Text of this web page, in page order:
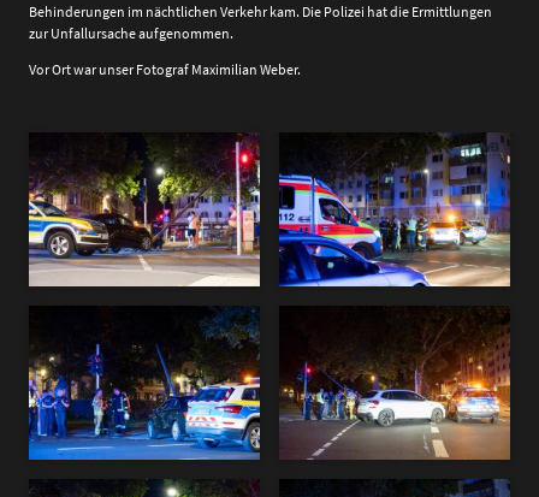
Behinderungen im nächtlichen Verkehr kam. Die Polizei hat die Ermittlungen
zur Unfallursache aufgenommen.
Vor Ort war unser Fotograf Maximilian Weber.